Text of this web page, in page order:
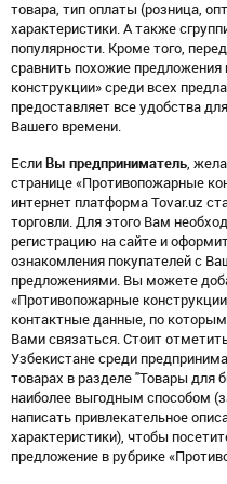
товара, тип оплаты (розница,
характеристики. А также
популярности. Кроме того,
сравнить похожие
конструкции» среди всех
предоставляет все удобства
Вашего времени.
Если Вы предприниматель,
странице «Противопожарные
интернет платформа Tovar.uz
торговли. Для этого Вам
регистрацию на сайте и
ознакомления покупателей с
предложениями. Вы можете
«Противопожарные
контактные данные, по
Вами связаться. Стоит
Узбекистане среди
товарах в разделе "Товары для
наиболее выгодным способом
написать привлекательное
характеристики), чтобы
предложение в рубрике